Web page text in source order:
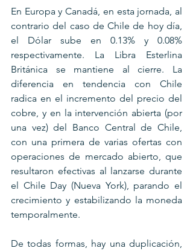
En Europa y Canadá, en esta jornada, al
contrario del caso de Chile de hoy día,
el Dólar sube en 0.13% y 0.08%
respectivamente. La Libra Esterlina
Británica se mantiene al cierre. La
diferencia en tendencia con Chile
radica en el incremento del precio del
cobre, y en la intervención abierta (por
una vez) del Banco Central de Chile,
con una primera de varias ofertas con
operaciones de mercado abierto, que
resultaron efectivas al lanzarse durante
el Chile Day (Nueva York), parando el
crecimiento y estabilizando la moneda
temporalmente.
De todas formas, hay una duplicación,